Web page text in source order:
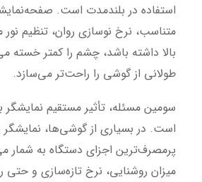
استفاده در بلندمدت است.
متناسب، نرخ نوسازی روان، تنظیم
بالا داشته باشد، چشم را کمتر خسته
طولانی از گوشی را راحت‌تر می‌سازد.
سومین مسئله، تأثیر مستقیم
است. در بسیاری از گوشی‌ها، نمایشگر
پرمصرف‌ترین اجزای دستگاه به شمار
میزان روشنایی، نرخ تازه‌سازی و حتی